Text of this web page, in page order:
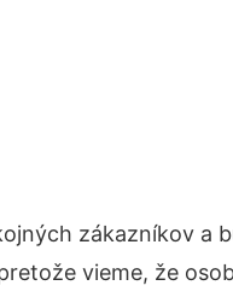
zákazníkov a
vieme, že